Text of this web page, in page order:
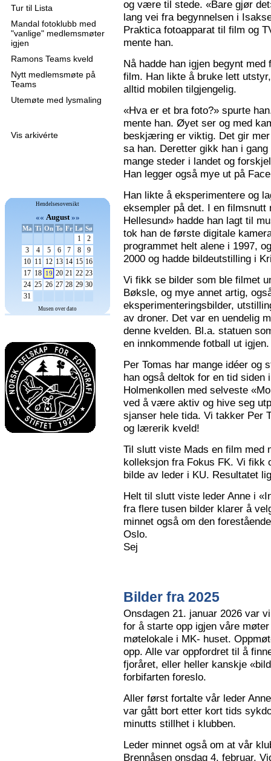
Tur til Lista
Mandal fotoklubb med
"vanlige" medlemsmøter
igjen
Ramons Teams kveld
Nytt medlemsmøte på
Teams
Utemøte med lysmaling
Vis arkivérte
Hendelsesoversikt
«« August»»
Ma Ti On To Fr Lø Sø
1
2
3
4 5 6 7 8
9
10 11 12 13 14 15 16
17 18 19 20 21 22 23
24 25 26 27 28 29 30
31
Musen over dato
og være til stede. «Bare gjør
lang vei fra begynnelsen i
Praktica fotoapparat til film og
mente han.
Nå hadde han igjen begynt
film. Han likte å bruke lett
alltid mobilen tilgjengelig.
«Hva er et bra foto?» spurte
mente han. Øyet ser og med
beskjæring er viktig. Det gir
sa han. Deretter gikk han i
mange steder i landet og
Han legger også mye ut på
Han likte å eksperimentere og
eksempler på det. I en filmsnutt
Hellesund» hadde han lagt til
tok han de første digitale
programmet helt alene i 1997,
2000 og hadde bildeutstilling i
Vi fikk se bilder som ble filmet
Bøksle, og mye annet artig,
eksperimenteringsbilder,
av droner. Det var en uendelig
denne kvelden. Bl.a. statuen
en innkommende fotball ut igjen.
Per Tomas har mange idéer og
han også deltok for en tid siden
Holmenkollen med selveste
ved å være aktiv og hive seg
sjanser hele tida. Vi takker Per
og lærerik kveld!
Til slutt viste Mads en film med
kolleksjon fra Fokus FK. Vi fikk
bilde av leder i KU. Resultatet
Helt til slutt viste leder Anne i
fra flere tusen bilder klarer å
minnet også om den
Oslo.
Sej
Bilder fra 2025
Onsdagen 21. januar 2026 var
for å starte opp igjen våre
møtelokale i MK- huset.
opp. Alle var oppfordret til å
fjoråret, eller heller kanskje
forbifarten foreslo.
Aller først fortalte vår leder
var gått bort etter kort tids
minutts stillhet i klubben.
Leder minnet også om at vår
Brennåsen onsdag 4. februar.